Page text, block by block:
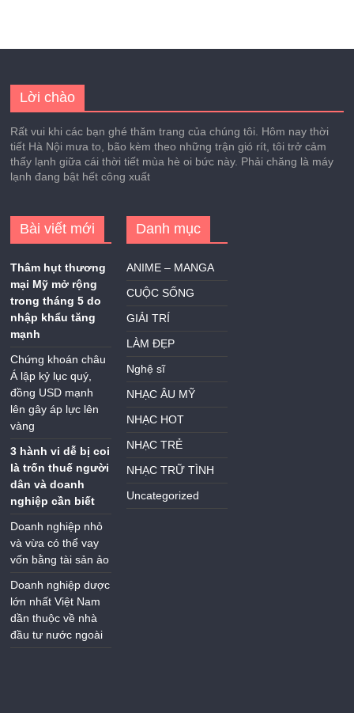
Lời chào
Rất vui khi các bạn ghé thăm trang của chúng tôi. Hôm nay thời
tiết Hà Nội mưa to, bão kèm theo những trận gió rít, tôi trở cảm
thấy lạnh giữa cái thời tiết mùa hè oi bức này. Phải chăng là máy
lạnh đang bật hết công xuất
Bài viết mới
Thâm hụt thương
mại Mỹ mở rộng
trong tháng 5 do
nhập khẩu tăng
mạnh
Chứng khoán châu
Á lập kỷ lục quý,
đồng USD mạnh
lên gây áp lực lên
vàng
3 hành vi dễ bị coi
là trốn thuế người
dân và doanh
nghiệp cần biết
Doanh nghiệp nhỏ
và vừa có thể vay
vốn bằng tài sản ảo
Doanh nghiệp dược
lớn nhất Việt Nam
dần thuộc về nhà
đầu tư nước ngoài
Danh mục
ANIME – MANGA
CUỘC SỐNG
GIẢI TRÍ
LÀM ĐẸP
Nghệ sĩ
NHẠC ÂU MỸ
NHẠC HOT
NHẠC TRẺ
NHẠC TRỮ TÌNH
Uncategorized